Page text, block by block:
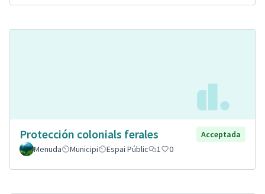
Protección colonials ferales
Acceptada
Menuda
Municipi Espai Públic 1 0